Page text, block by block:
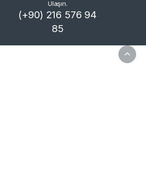
Ulaşın.
(+90) 216 576 94
85